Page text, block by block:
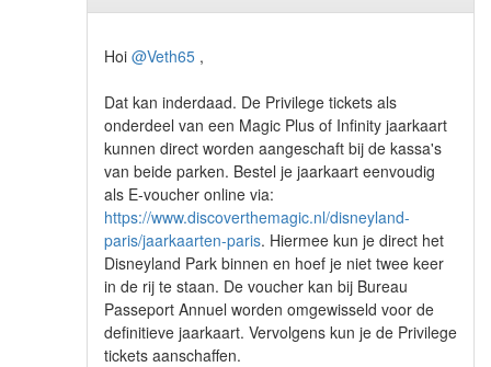
Hoi @Veth65 ,
Dat kan inderdaad. De Privilege tickets als
onderdeel van een Magic Plus of Infinity jaarkaart
kunnen direct worden aangeschaft bij de kassa's
van beide parken. Bestel je jaarkaart eenvoudig
als E-voucher online via:
https://www.discoverthemagic.nl/disneyland-
paris/jaarkaarten-paris. Hiermee kun je direct het
Disneyland Park binnen en hoef je niet twee keer
in de rij te staan. De voucher kan bij Bureau
Passeport Annuel worden omgewisseld voor de
definitieve jaarkaart. Vervolgens kun je de Privilege
tickets aanschaffen.